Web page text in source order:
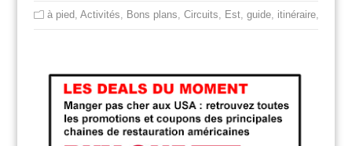
à pied Activités Bons plans Circuits Est, guide, itinéraire,